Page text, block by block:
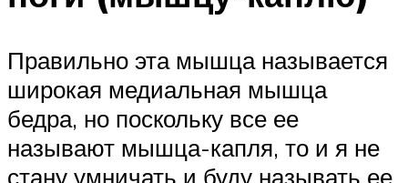
Правильно эта мышца называется
широкая медиальная мышца
бедра, но поскольку все ее
называют мышца-капля, то и я не
стану умничать и буду называть ее